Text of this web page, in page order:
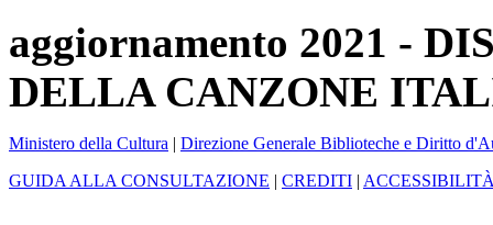
aggiornamento 2021 -
DELLA CANZONE
Ministero della Cultura | Direzione Generale Biblioteche e Diritto
GUIDA ALLA CONSULTAZIONE | CREDITI |